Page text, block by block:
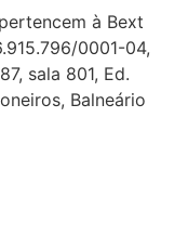
à Bext
0001-04,
sala 801, Ed.
Balneário